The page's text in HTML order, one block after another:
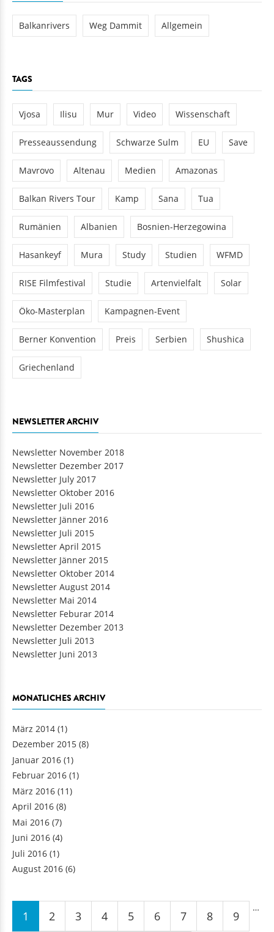
Balkanrivers Weg Dammit Allgemein
TAGS
Vjosa Ilisu Mur Video Wissenschaft
Presseaussendung Schwarze Sulm EU Save
Mavrovo Altenau Medien Amazonas
Balkan Rivers Tour Kamp Sana Tua
Rumänien Albanien Bosnien-Herzegowina
Hasankeyf Mura Study Studien WFMD
RISE Filmfestival Studie Artenvielfalt Solar
Öko-Masterplan Kampagnen-Event
Berner Konvention Preis Serbien Shushica
Griechenland
NEWSLETTER ARCHIV
Newsletter November 2018
Newsletter Dezember 2017
Newsletter July 2017
Newsletter Oktober 2016
Newsletter Juli 2016
Newsletter Jänner 2016
Newsletter Juli 2015
Newsletter April 2015
Newsletter Jänner 2015
Newsletter Oktober 2014
Newsletter August 2014
Newsletter Mai 2014
Newsletter Feburar 2014
Newsletter Dezember 2013
Newsletter Juli 2013
Newsletter Juni 2013
MONATLICHES ARCHIV
März 2014 (1)
Dezember 2015 (8)
Januar 2016 (1)
Februar 2016 (1)
März 2016 (11)
April 2016 (8)
Mai 2016 (7)
Juni 2016 (4)
Juli 2016 (1)
August 2016 (6)
Seiten
1 2 3 4 5 6 7 8 9
…